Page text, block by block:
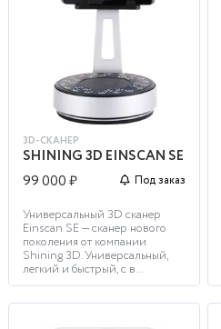
3D-СКАНЕР
SHINING 3D EINSCAN SE
99 000 ₽
Под заказ
Универсальный 3D сканер
Einscan SE — сканер нового
поколения от компании
Shining 3D. Универсальный,
легкий и быстрый, с в...